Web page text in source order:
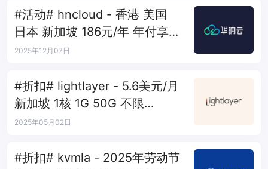
#活动# hncloud - 香港 美国
日本 新加坡 186元/年 年付享14
个月
2025年12月07日
#折扣# lightlayer - 5.6美元/月
新加坡 1核 1G 50G 不限
10Mbps
2025年05月02日
#折扣# kvmla - 2025年劳动节